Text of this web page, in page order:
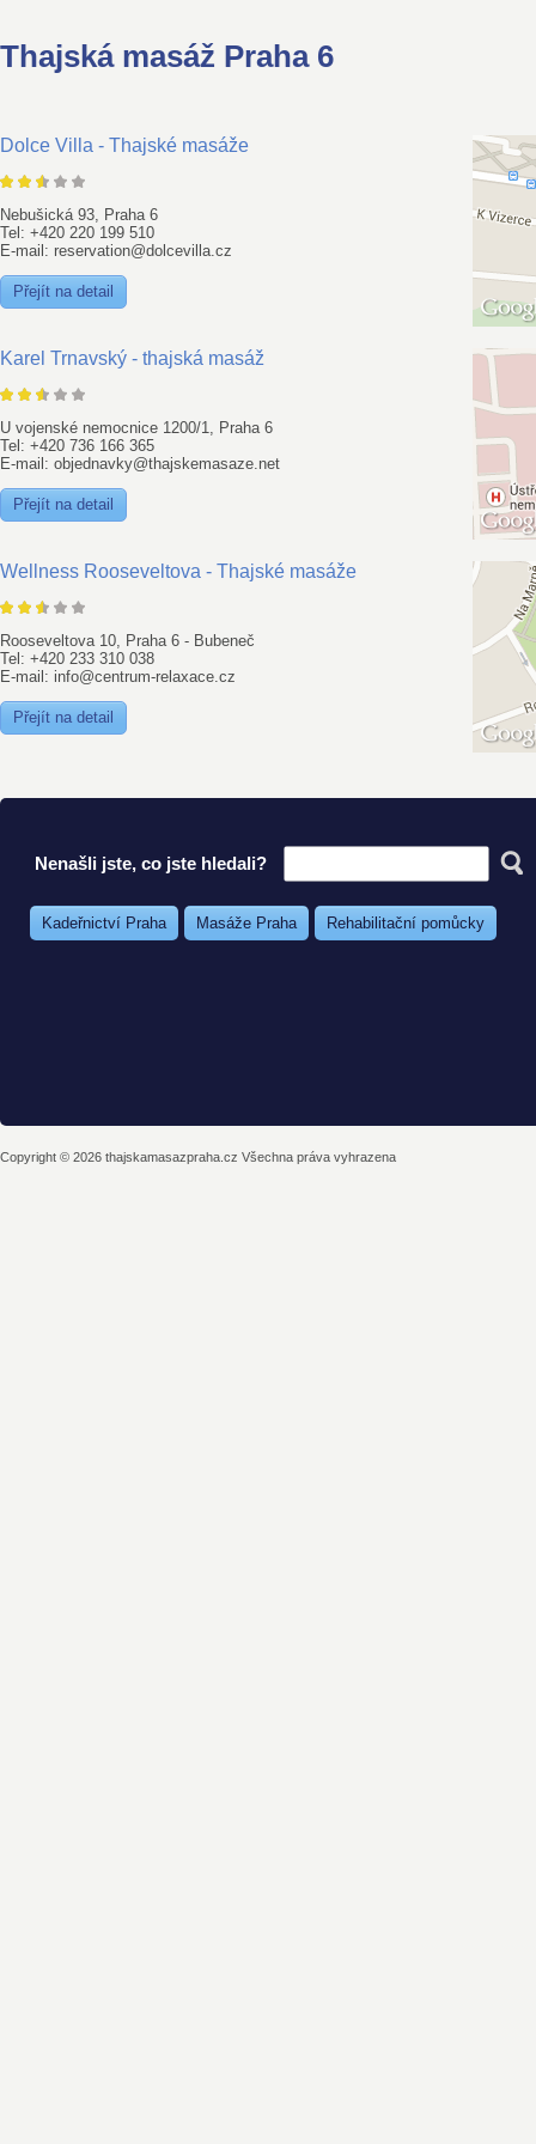
Thajská masáž Praha 6
Dolce Villa - Thajské masáže
Nebušická 93, Praha 6
Tel: +420 220 199 510
E-mail: reservation@dolcevilla.cz
Přejít na detail
Karel Trnavský - thajská masáž
U vojenské nemocnice 1200/1, Praha 6
Tel: +420 736 166 365
E-mail: objednavky@thajskemasaze.net
Přejít na detail
Wellness Rooseveltova - Thajské masáže
Rooseveltova 10, Praha 6 - Bubeneč
Tel: +420 233 310 038
E-mail: info@centrum-relaxace.cz
Přejít na detail
Nenašli jste, co jste hledali?
Kadeřnictví Praha Masáže Praha Rehabilitační pomůcky
Copyright © 2026 thajskamasazpraha.cz Všechna práva vyhrazena